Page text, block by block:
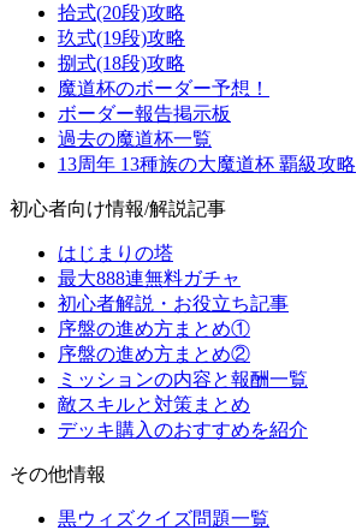
拾式(20段)攻略
玖式(19段)攻略
捌式(18段)攻略
魔道杯のボーダー予想！
ボーダー報告掲示板
過去の魔道杯一覧
13周年 13種族の大魔道杯 覇級攻略
初心者向け情報/解説記事
はじまりの塔
最大888連無料ガチャ
初心者解説・お役立ち記事
序盤の進め方まとめ①
序盤の進め方まとめ②
ミッションの内容と報酬一覧
敵スキルと対策まとめ
デッキ購入のおすすめを紹介
その他情報
黒ウィズクイズ問題一覧